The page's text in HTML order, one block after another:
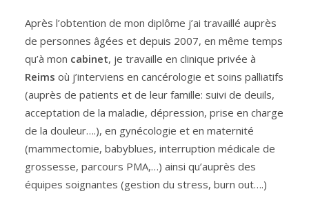
Après l’obtention de mon diplôme j’ai travaillé auprès
de personnes âgées et depuis 2007, en même temps
qu’à mon cabinet, je travaille en clinique privée à
Reims où j’interviens en cancérologie et soins palliatifs
(auprès de patients et de leur famille: suivi de deuils,
acceptation de la maladie, dépression, prise en charge
de la douleur….), en gynécologie et en maternité
(mammectomie, babyblues, interruption médicale de
grossesse, parcours PMA,…) ainsi qu’auprès des
équipes soignantes (gestion du stress, burn out….)